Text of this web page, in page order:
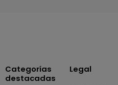
Categorías
destacadas
Legal